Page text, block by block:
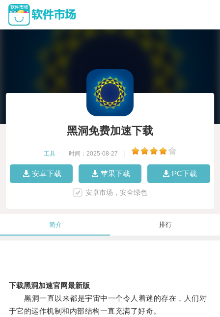
黑洞免费加速下载
工具 时间：2025-08-27
安卓下载 苹果下载 PC下载
安卓市场，安全绿色
简介 排行
下载黑洞加速官网最新版
黑洞一直以来都是宇宙中一个令人着迷的存在，人们对
于它的运作机制和内部结构一直充满了好奇。